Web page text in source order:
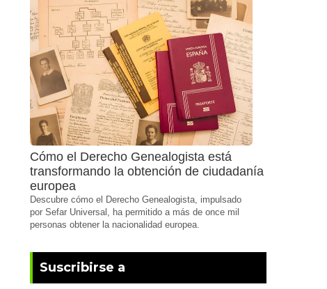
Cómo el Derecho Genealogista está
transformando la obtención de ciudadanía
europea
Descubre cómo el Derecho Genealogista, impulsado
por Sefar Universal, ha permitido a más de once mil
personas obtener la nacionalidad europea.
Suscribirse a